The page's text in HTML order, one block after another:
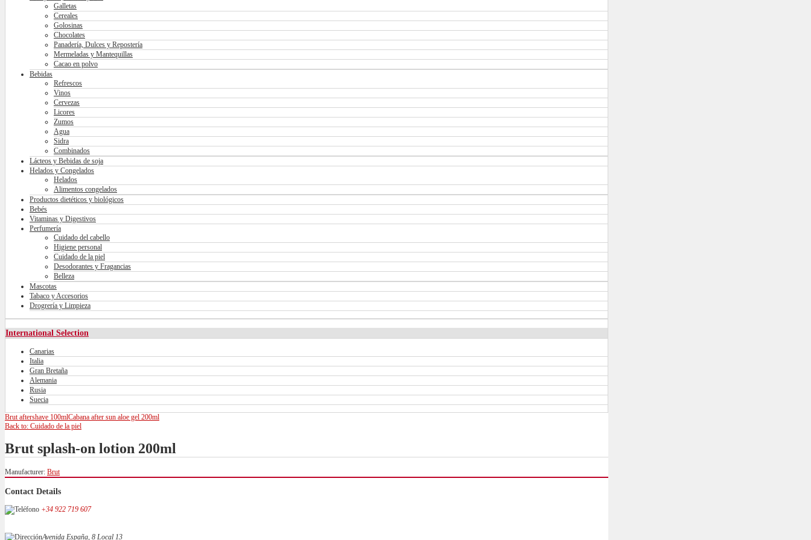
Galletas
Cereales
Golosinas
Chocolates
Panadería, Dulces y Repostería
Mermeladas y Mantequillas
Cacao en polvo
Bebidas
Refrescos
Vinos
Cervezas
Licores
Zumos
Agua
Sidra
Combinados
Lácteos y Bebidas de soja
Helados y Congelados
Helados
Alimentos congelados
Productos dietéticos y biológicos
Bebés
Vitaminas y Digestivos
Perfumería
Cuidado del cabello
Higiene personal
Cuidado de la piel
Desodorantes y Fragancias
Belleza
Mascotas
Tabaco y Accesorios
Drogrería y Limpieza
International Selection
Canarias
Italia
Gran Bretaña
Alemania
Rusia
Suecia
Brut aftershave 100mlCabana after sun aloe gel 200ml
Back to: Cuidado de la piel
Brut splash-on lotion 200ml
Manufacturer: Brut
Contact Details
+34 922 719 607
Avenida España, 8 Local 13